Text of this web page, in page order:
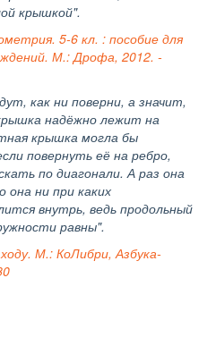
крышкой".
5-6 кл. : пособие для
М.: Дрофа, 2012. -
как ни поверни, а значит,
надёжно лежит на
крышка могла бы
повернуть её на ребро,
по диагонали. А раз она
она ни при каких
внутрь, ведь продольный
равны".
М.: КоЛибри, Азбука-